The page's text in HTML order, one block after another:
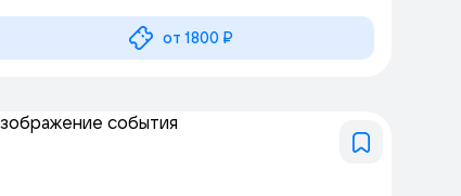
от 1800 ₽